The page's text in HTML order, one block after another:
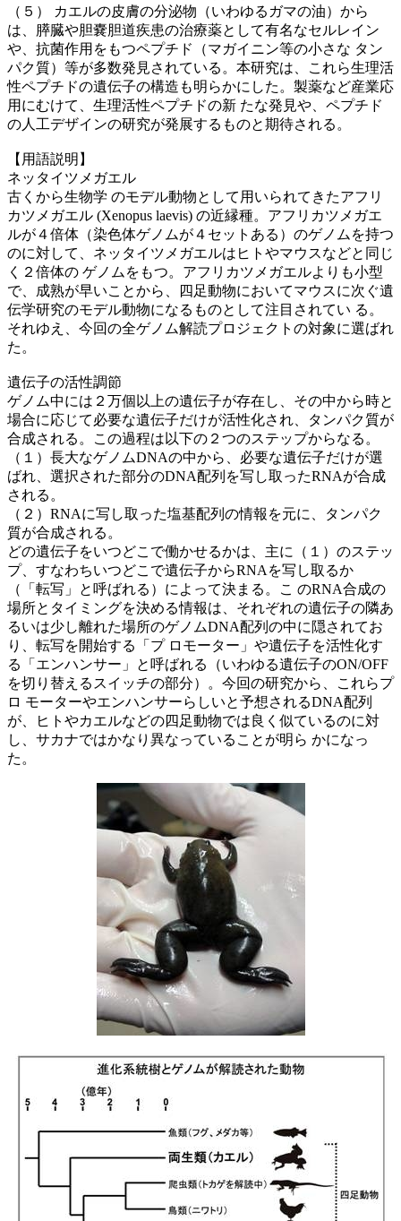
（５） カエルの皮膚の分泌物（いわゆるガマの油）から
は、膵臓や胆嚢胆道疾患の治療薬として有名なセルレイン
や、抗菌作用をもつペプチド（マガイニン等の小さな タン
パク質）等が多数発見されている。本研究は、これら生理活
性ペプチドの遺伝子の構造も明らかにした。製薬など産業応
用にむけて、生理活性ペプチドの新 たな発見や、ペプチド
の人工デザインの研究が発展するものと期待される。
【用語説明】
ネッタイツメガエル
古くから生物学 のモデル動物として用いられてきたアフリ
カツメガエル (Xenopus laevis) の近縁種。アフリカツメガエ
ルが４倍体（染色体ゲノムが４セットある）のゲノムを持つ
のに対して、ネッタイツメガエルはヒトやマウスなどと同じ
く２倍体の ゲノムをもつ。アフリカツメガエルよりも小型
で、成熟が早いことから、四足動物においてマウスに次ぐ遺
伝学研究のモデル動物になるものとして注目されてい る。
それゆえ、今回の全ゲノム解読プロジェクトの対象に選ばれ
た。
遺伝子の活性調節
ゲノム中には２万個以上の遺伝子が存在し、その中から時と
場合に応じて必要な遺伝子だけが活性化され、タンパク質が
合成される。この過程は以下の２つのステップからなる。
（１）長大なゲノムDNAの中から、必要な遺伝子だけが選
ばれ、選択された部分のDNA配列を写し取ったRNAが合成
される。
（２）RNAに写し取った塩基配列の情報を元に、タンパク
質が合成される。
どの遺伝子をいつどこで働かせるかは、主に（１）のステッ
プ、すなわちいつどこで遺伝子からRNAを写し取るか
（「転写」と呼ばれる）によって決まる。こ のRNA合成の
場所とタイミングを決める情報は、それぞれの遺伝子の隣あ
るいは少し離れた場所のゲノムDNA配列の中に隠されてお
り、転写を開始する「プ ロモーター」や遺伝子を活性化す
る「エンハンサー」と呼ばれる（いわゆる遺伝子のON/OFF
を切り替えるスイッチの部分）。今回の研究から、これらプ
ロ モーターやエンハンサーらしいと予想されるDNA配列
が、ヒトやカエルなどの四足動物では良く似ているのに対
し、サカナではかなり異なっていることが明ら かになっ
た。